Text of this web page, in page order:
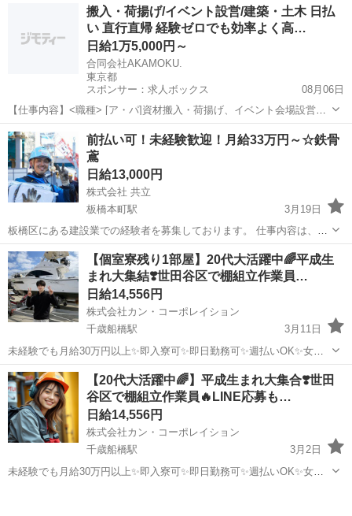
払い制度⭕️ 仕事は1から始める方も徐々に教えていくので心配いらな
いです ゼネコン仕事...
江戸川区 一之江駅 手元
搬入・荷揚げ/イベント設営/建築・土木 日払
い 直行直帰 経験ゼロでも効率よく高…
日給1万5,000円～
合同会社AKAMOKU.
東京都
スポンサー：求人ボックス
08月06日
【仕事内容】<職種> [ア・パ]資材搬入・荷揚げ、イベント会場設営、
建築・建設・土木作業 <雇用形態> アルバイト・パート <給与> [ア・
パ]日給15,000円～ 日給:15,000円～ 嬉しい給与日払いOK! 日払いまた
は週払...
アルバイト・パート
前払い可！未経験歓迎！月給33万円～☆鉄骨
鳶
日給13,000円
株式会社 共立
板橋本町駅
3月19日
板橋区にある建設業での経験者を募集しております。 仕事内容は、関
東圏内での高層ビル、大型物流倉庫での、鉄骨工、鳶工事となりま
す！ 会社がまだ若い為、特に決まったルールは設けていない為、臨機
応変に動ける方、元気な方！応募待...
東京 板橋区 板橋本町駅 鳶職 鉄骨鳶
【個室寮残り1部屋】20代大活躍中🌈平成生
まれ大集結❣️世田谷区で棚組立作業員…
日給14,556円
株式会社カン・コーポレイション
千歳船橋駅
3月11日
未経験でも月給30万円以上✨即入寮可✨即日勤務可✨週払いOK✨女性
OK✨派手髪OK✨ピアスOK✨ネイルOK✨髭さんOK✨私服通勤OK✨バ
イク･自転車通勤OK✨手ぶら面接OK✨未経験者OK✨WワークOK✨友達
と応募もOK✨シフ...
東京 世田谷区 千歳船橋駅 鳶職 個室
【20代大活躍中🌈】平成生まれ大集合❣️世田
谷区で棚組立作業員🔥LINE応募も…
日給14,556円
株式会社カン・コーポレイション
千歳船橋駅
3月2日
未経験でも月給30万円以上✨即入寮可✨即日勤務可✨週払いOK✨女性